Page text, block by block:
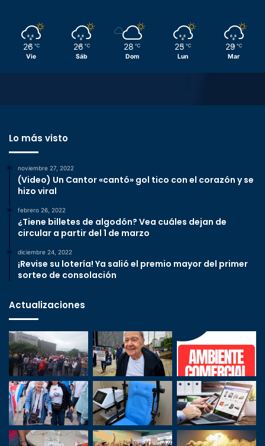
26 ℃
Vie
26 ℃
Sáb
28 ℃
Dom
25 ℃
Lun
29 ℃
Mar
Lo más visto
noviembre 27, 2022
(Video) Un Cantor «cantó» gol tico con el corazón y se
hizo viral
febrero 26, 2022
¿Tiene billetes de algodón? Vea cuáles dejan de
circular a partir del 1 de marzo
diciembre 24, 2022
¡Revise su lotería! Ya salió el premio mayor del primer
sorteo de consolación
Actualizaciones